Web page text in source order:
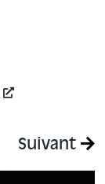
Suivant